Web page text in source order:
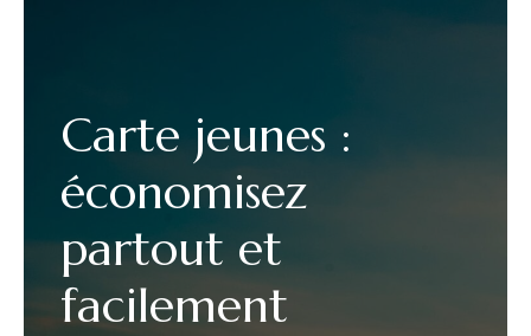
Carte jeunes :
économisez
partout et
facilement